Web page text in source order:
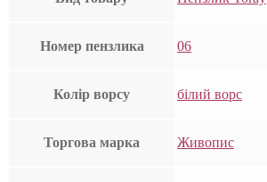
Номер пензлика 06
Колір ворсу білий ворс
Торгова марка Живопис